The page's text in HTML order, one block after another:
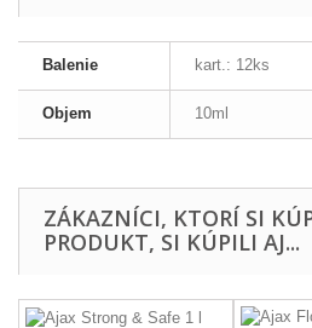
Balenie kart.: 12ks
Objem 10ml
ZÁKAZNÍCI, KTORÍ SI
PRODUKT, SI KÚPILI AJ...